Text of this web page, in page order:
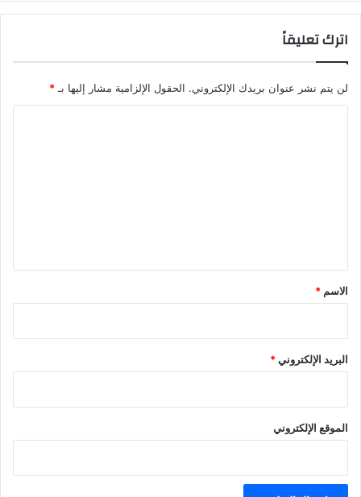
اترك تعليقاً
لن يتم نشر عنوان بريدك الإلكتروني. الحقول الإلزامية مشار إليها بـ *
*
الاسم *
البريد الإلكتروني*
الموقع الإلكتروني